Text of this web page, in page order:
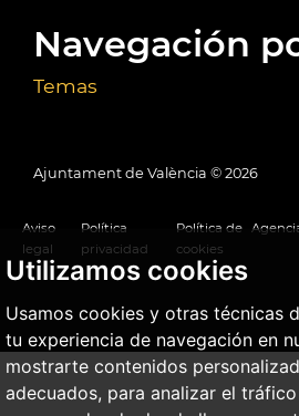
Utilizamos cookies
Usamos cookies y otras técnicas
tu experiencia de navegación en
mostrarte contenidos
adecuados, para analizar el
Navegación
Temas
Ajuntament de València © 2026
Aviso
legal
Política
privacidad
Política de
cookies